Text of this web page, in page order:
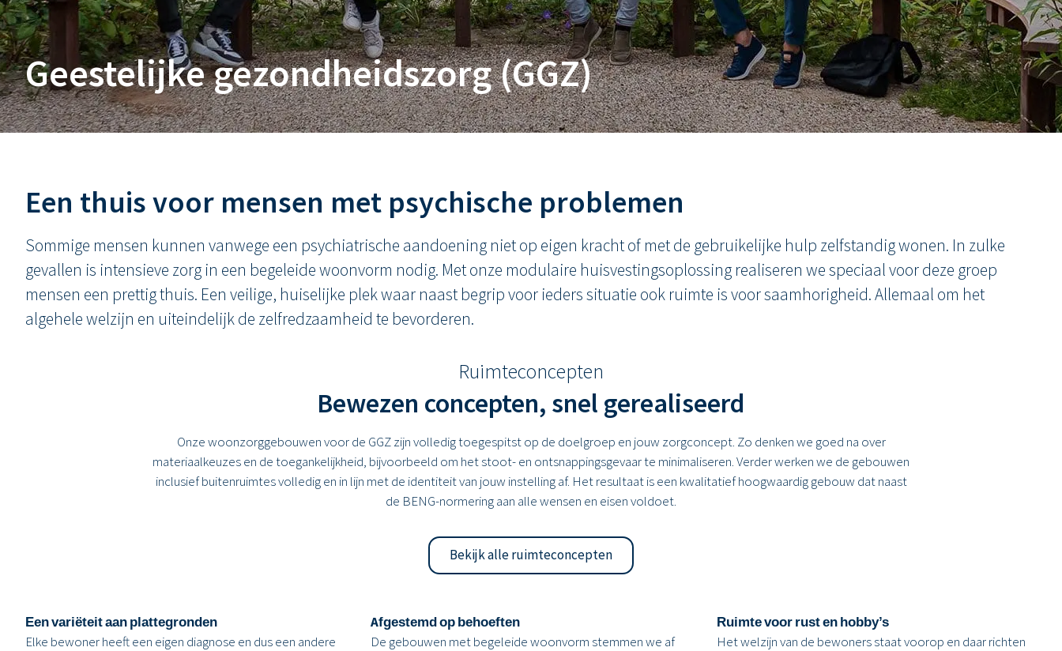
Geestelijke gezondheidszorg (GGZ)
Een thuis voor mensen met psychische problemen
Sommige mensen kunnen vanwege een psychiatrische aandoening niet op eigen kracht of met de gebruikelijke hulp zelfstandig wonen. In zulke
gevallen is intensieve zorg in een begeleide woonvorm nodig. Met onze modulaire huisvestingsoplossing realiseren we speciaal voor deze groep
mensen een prettig thuis. Een veilige, huiselijke plek waar naast begrip voor ieders situatie ook ruimte is voor saamhorigheid. Allemaal om het
algehele welzijn en uiteindelijk de zelfredzaamheid te bevorderen.
Ruimteconcepten
Bewezen concepten, snel gerealiseerd
Onze woonzorggebouwen voor de GGZ zijn volledig toegespitst op de doelgroep en jouw zorgconcept. Zo denken we goed na over
materiaalkeuzes en de toegankelijkheid, bijvoorbeeld om het stoot- en ontsnappingsgevaar te minimaliseren. Verder werken we de gebouwen
inclusief buitenruimtes volledig en in lijn met de identiteit van jouw instelling af. Het resultaat is een kwalitatief hoogwaardig gebouw dat naast
de BENG-normering aan alle wensen en eisen voldoet.
Bekijk alle ruimteconcepten
Een variëteit aan plattegronden
Elke bewoner heeft een eigen diagnose en dus een andere
Afgestemd op behoeften
De gebouwen met begeleide woonvorm stemmen we af
Ruimte voor rust en hobby’s
Het welzijn van de bewoners staat voorop en daar richten